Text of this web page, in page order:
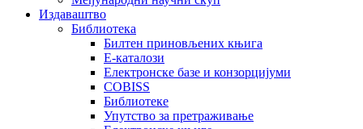
Издаваштво
Библиотека
Билтен приновљених књига
Е-каталози
Електронске базе и конзорцијуми
COBISS
Библиотеке
Упутство за претраживање